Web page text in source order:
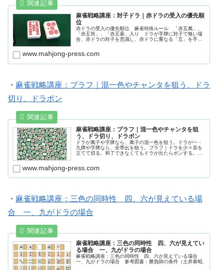
麻雀戦略講座：対子ドラ｜赤ドラの受入の優先順
位
赤ドラの受入の優先順位 麻雀特殊ルール 「赤五萬」、
「赤五筒」、「赤五索」入り ドラが手牌に対子で無い場
合、赤ドラの対子を意識し、赤ドラに重なる「五」を手牌
www.mahjong-press.com
・ 麻雀戦略講座：ブラフ｜混一色やチャンタを狙う、ドラ
切り、ドラポン
麻雀戦略講座：ブラフ｜混一色やチャンタを狙
う、ドラ切り、ドラポン
ドラが萬子や字牌なら、萬子の混一色を狙う。ドラが一・
九牌や字牌なら、全帯幺を狙う。ブラフ｜ドラを少々音を
立てて切る。和了できなくてもドラが出たらポンする。親
www.mahjong-press.com
・ 麻雀戦略講座：三色の同時性 四、六が見えている場
合 一、九がドラの場合
麻雀戦略講座：三色の同時性 四、六が見えてい
る場合 一、九がドラの場合
麻雀戦略講座：三色の同時性 四、六が見えている場合
一、九がドラの場合 参考図書：勝負師の条件（土井泰昭,